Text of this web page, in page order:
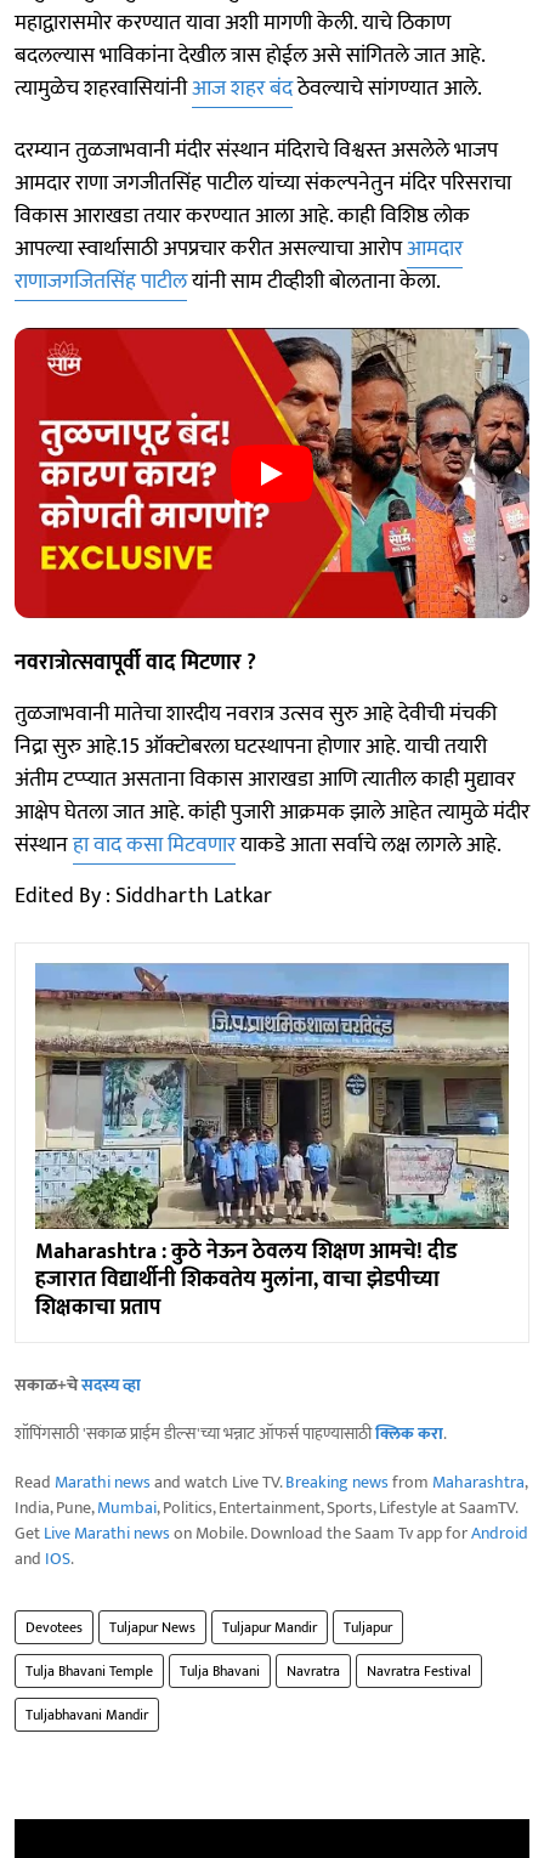
महाद्वारासमोर करण्यात यावा अशी मागणी केली. याचे ठिकाण
बदलल्यास भाविकांना देखील त्रास हाेईल असे सांगितले जात आहे.
त्यामुळेच शहरवासियांनीआज शहर बंदठेवल्याचे सांगण्यात आले.
दरम्यान तुळजाभवानी मंदीर संस्थान मंदिराचे विश्वस्त असलेले भाजप
आमदार राणा जगजीतसिंह पाटील यांच्या संकल्पनेतुन मंदिर परिसराचा
विकास आराखडा तयार करण्यात आला आहे. काही विशिष्ठ लोक
आपल्या स्वार्थासाठी अपप्रचार करीत असल्याचा आरोपआमदार
राणाजगजितसिंह पाटीलयांनी साम टीव्हीशी बाेलताना केला.
नवरात्राेत्सवापूर्वी वाद मिटणार ?
तुळजाभवानी मातेचा शारदीय नवरात्र उत्सव सुरु आहे देवीची मंचकी
निद्रा सुरु आहे.15 ऑक्टोबरला घटस्थापना होणार आहे. याची तयारी
अंतीम टप्प्यात असताना विकास आराखडा आणि त्यातील काही मुद्यावर
आक्षेप घेतला जात आहे. कांही पुजारी आक्रमक झाले आहेत त्यामुळे मंदीर
संस्थानहा वाद कसा मिटवणारयाकडे आता सर्वाचे लक्ष लागले आहे.
Edited By : Siddharth Latkar
Maharashtra : कुठे नेऊन ठेवलय शिक्षण आमचे! दीड
हजारात विद्यार्थीनी शिकवतेय मुलांना, वाचा झेडपीच्या
शिक्षकाचा प्रताप
सकाळ+चेसदस्य व्हा
शॉपिंगसाठी 'सकाळ प्राईम डील्स'च्या भन्नाट ऑफर्स पाहण्यासाठीक्लिक करा.
Read Marathi newsand watch Live TV.Breaking newsfrom Maharashtra,
India, Pune,Mumbai, Politics, Entertainment, Sports, Lifestyle at SaamTV.
GetLive Marathi newson Mobile. Download the Saam Tv app forAndroid
and IOS.
Devotees Tuljapur News Tuljapur Mandir
Tuljapur
Tulja Bhavani Temple
Tulja Bhavani Navratra
Navratra Festival
Tuljabhavani Mandir